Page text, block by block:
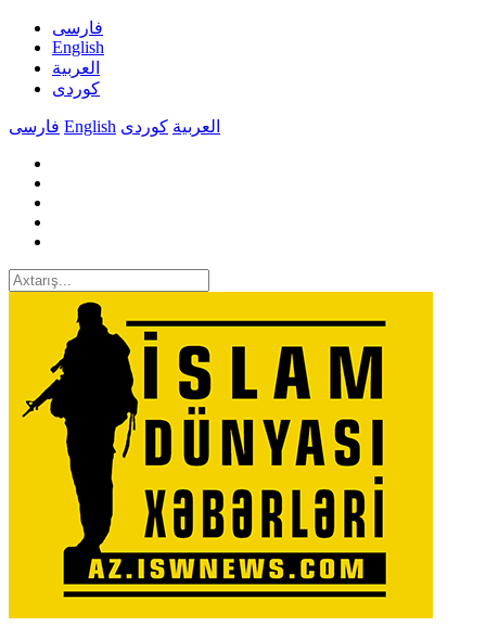
فارسی
English
العربیة
کوردی
فارسی English العربیة کوردی